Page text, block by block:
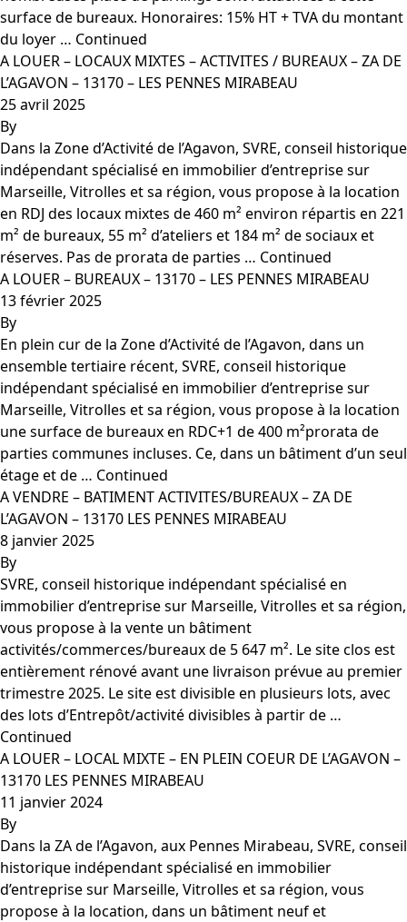
surface de bureaux. Honoraires: 15% HT + TVA du montant
du loyer … Continued
A LOUER – LOCAUX MIXTES – ACTIVITES / BUREAUX – ZA DE
L’AGAVON – 13170 – LES PENNES MIRABEAU
25 avril 2025
By
Dans la Zone d’Activité de l’Agavon, SVRE, conseil historique
indépendant spécialisé en immobilier d’entreprise sur
Marseille, Vitrolles et sa région, vous propose à la location
en RDJ des locaux mixtes de 460 m² environ répartis en 221
m² de bureaux, 55 m² d’ateliers et 184 m² de sociaux et
réserves. Pas de prorata de parties … Continued
A LOUER – BUREAUX – 13170 – LES PENNES MIRABEAU
13 février 2025
By
En plein cur de la Zone d’Activité de l’Agavon, dans un
ensemble tertiaire récent, SVRE, conseil historique
indépendant spécialisé en immobilier d’entreprise sur
Marseille, Vitrolles et sa région, vous propose à la location
une surface de bureaux en RDC+1 de 400 m²prorata de
parties communes incluses. Ce, dans un bâtiment d’un seul
étage et de … Continued
A VENDRE – BATIMENT ACTIVITES/BUREAUX – ZA DE
L’AGAVON – 13170 LES PENNES MIRABEAU
8 janvier 2025
By
SVRE, conseil historique indépendant spécialisé en
immobilier d’entreprise sur Marseille, Vitrolles et sa région,
vous propose à la vente un bâtiment
activités/commerces/bureaux de 5 647 m². Le site clos est
entièrement rénové avant une livraison prévue au premier
trimestre 2025. Le site est divisible en plusieurs lots, avec
des lots d’Entrepôt/activité divisibles à partir de …
Continued
A LOUER – LOCAL MIXTE – EN PLEIN COEUR DE L’AGAVON –
13170 LES PENNES MIRABEAU
11 janvier 2024
By
Dans la ZA de l’Agavon, aux Pennes Mirabeau, SVRE, conseil
historique indépendant spécialisé en immobilier
d’entreprise sur Marseille, Vitrolles et sa région, vous
propose à la location, dans un bâtiment neuf et